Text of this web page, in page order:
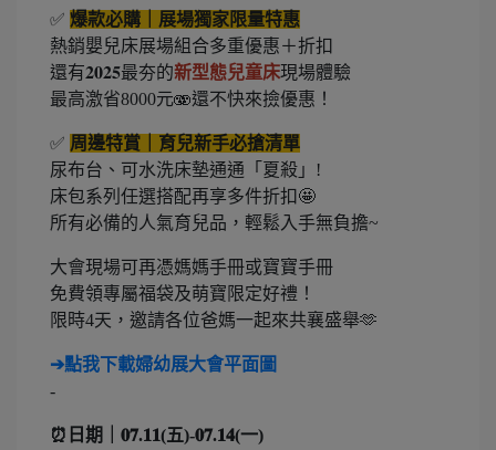
✅ 爆款必購｜展場獨家限量特惠
熱銷嬰兒床展場組合多重優惠＋折扣
還有𝟐𝟎𝟐𝟓最夯的新型態兒童床現場體驗
最高激省8000元🫨還不快來撿優惠！
✅ 周邊特賞｜育兒新手必搶清單
尿布台、可水洗床墊通通「夏殺」!
床包系列任選搭配再享多件折扣🤩
所有必備的人氣育兒品，輕鬆入手無負擔~
大會現場可再憑媽媽手冊或寶寶手冊
免費領專屬福袋及萌寶限定好禮！
限時4天，邀請各位爸媽一起來共襄盛舉🫶
➔點我下載婦幼展大會平面圖
-
⏰日期｜𝟎𝟕.𝟏𝟏(五)-𝟎𝟕.𝟏𝟒(一)